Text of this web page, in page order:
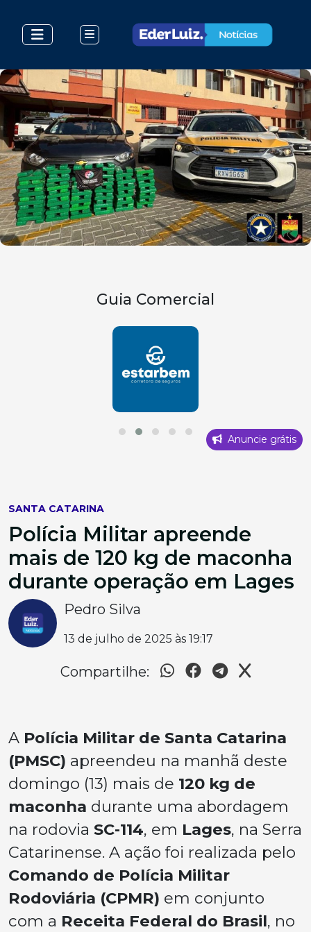
Guia Comercial
Anuncie grátis
SANTA CATARINA
Polícia Militar apreende
mais de 120 kg de maconha
durante operação em Lages
Pedro Silva
13 de julho de 2025 às 19:17
Compartilhe:
A Polícia Militar de Santa Catarina
(PMSC) apreendeu na manhã deste
domingo (13) mais de 120 kg de
maconha durante uma abordagem
na rodovia SC-114, em Lages, na Serra
Catarinense. A ação foi realizada pelo
Comando de Polícia Militar
Rodoviária (CPMR) em conjunto
com a Receita Federal do Brasil, no